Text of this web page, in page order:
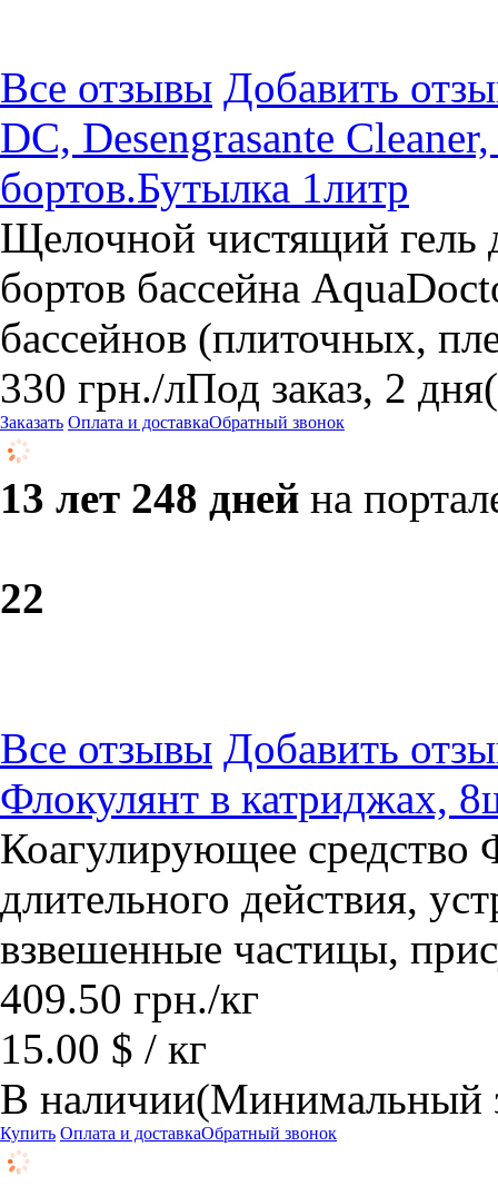
Все отзывы Добавить
DC, Desengrasante
бортов.Бутылка 1литр
Щелочной чистящий гель
бортов бассейна
бассейнов (плиточных,
330 грн./лПод заказ, 2 дня
Заказать Оплата и доставкаОбратный звонок
13 лет 248 дней на
22
Все отзывы Добавить
Флокулянт в катриджах,
Коагулирующее средство
длительного действия,
взвешенные частицы,
409.50 грн./кг
15.00 $ / кг
В наличии(Минимальный
Купить Оплата и доставкаОбратный звонок